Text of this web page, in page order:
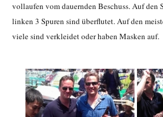
vollaufen vom dauernden Beschuss. Auf den
linken 3 Spuren sind überflutet. Auf den
viele sind verkleidet oder haben Masken auf.